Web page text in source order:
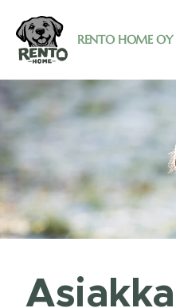
RENTO HOME OY